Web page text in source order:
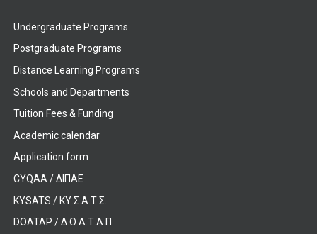
Undergraduate Programs
Postgraduate Programs
Distance Learning Programs
Schools and Departments
Tuition Fees & Funding
Academic calendar
Application form
CYQAA / ΔΙΠΑΕ
KYSATS / ΚΥ.Σ.Α.Τ.Σ.
DOATAP / Δ.Ο.Α.Τ.Α.Π.